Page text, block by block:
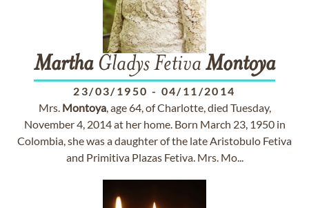
MarthaGladys Fetiva Montoya
23/03/1950 - 04/11/2014
Mrs. Montoya, age 64, of Charlotte, died Tuesday,
November 4, 2014 at her home. Born March 23, 1950 in
Colombia, she was a daughter of the late Aristobulo Fetiva
and Primitiva Plazas Fetiva. Mrs. Mo...